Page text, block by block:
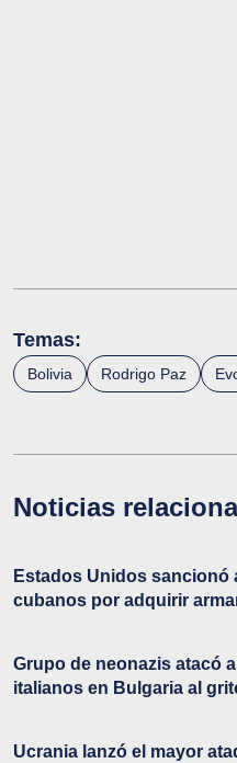
Temas:
Bolivia Rodrigo Paz
Noticias
Estados Unidos
cubanos por adquirir
Grupo de neonazis atacó
italianos en Bulgaria al
Ucrania lanzó el mayor